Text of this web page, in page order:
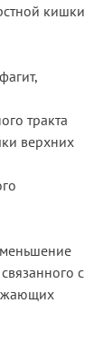
кишки
тракта
верхних
с